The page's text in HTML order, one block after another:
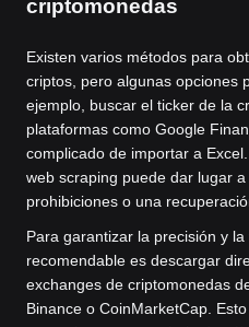
criptomonedas
Existen varios métodos para
criptos, pero algunas opciones
ejemplo, buscar el ticker de la
plataformas como Google
complicado de importar a
web scraping puede dar lugar
prohibiciones o una
Para garantizar la precisión y
recomendable es descargar
exchanges de criptomonedas
Binance o CoinMarketCap.